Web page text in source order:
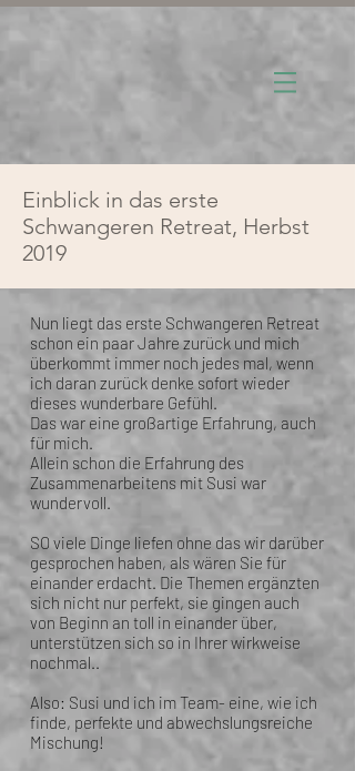
Einblick in das erste
Schwangeren Retreat, Herbst
2019
Nun liegt das erste Schwangeren Retreat
schon ein paar Jahre zurück und mich
überkommt immer noch jedes mal, wenn
ich daran zurück denke sofort wieder
dieses wunderbare Gefühl.
Das war eine großartige Erfahrung, auch
für mich.
Allein schon die Erfahrung des
Zusammenarbeitens mit Susi war
wundervoll.
SO viele Dinge liefen ohne das wir darüber
gesprochen haben, als wären Sie für
einander erdacht. Die Themen ergänzten
sich nicht nur perfekt, sie gingen auch
von Beginn an toll in einander über,
unterstützen sich so in Ihrer wirkweise
nochmal..
Also: Susi und ich im Team- eine, wie ich
finde, perfekte und abwechslungsreiche
Mischung!